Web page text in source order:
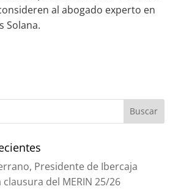
al abogado experto en
Solana.
Presidente de Ibercaja
del MERIN 25/26